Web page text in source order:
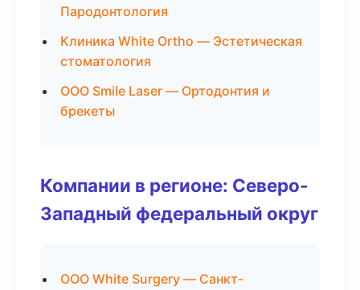
Пародонтология
Клиника White Ortho — Эстетическая
стоматология
ООО Smile Laser — Ортодонтия и
брекеты
Компании в регионе: Северо-
Западный федеральный округ
ООО White Surgery — Санкт-